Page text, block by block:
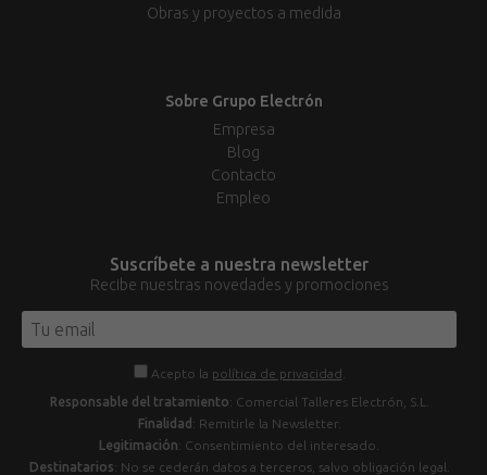
Obras y proyectos a medida
Sobre Grupo Electrón
Empresa
Blog
Contacto
Empleo
Suscríbete a nuestra newsletter
Recibe nuestras novedades y promociones
Acepto la política de privacidad
Responsable del tratamiento: Comercial Talleres Electrón, S.L.
Finalidad : Remitirle la Newsletter.
Legitimación: Consentimiento del interesado.
Destinatarios: No se cederán datos a terceros, salvo obligación legal.